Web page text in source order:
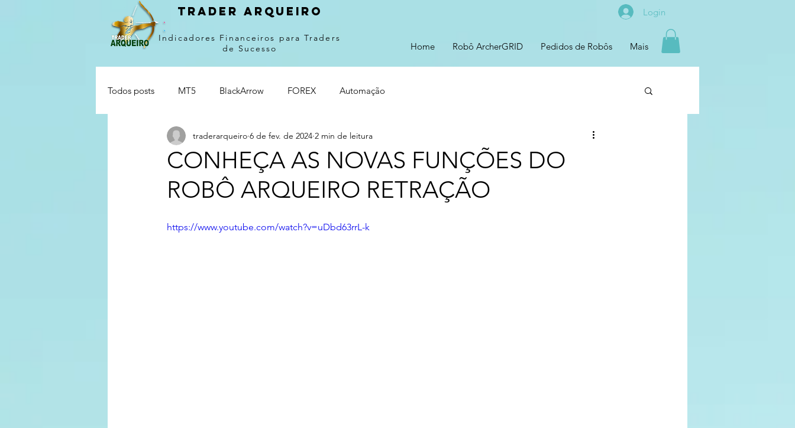
Trader arqueiro
Indicadores Financeiros para Traders
de Sucesso
Login
Home Robô ArcherGRID Pedidos de Robôs Mais
Todos posts MT5 BlackArrow FOREX Automação
CONHEÇA AS NOVAS FUNÇÕES DO
ROBÔ ARQUEIRO RETRAÇÃO
traderarqueiro 6 de fev. de 2024 2 min de leitura
https://www.youtube.com/watch?v=uDbd63rrL-k